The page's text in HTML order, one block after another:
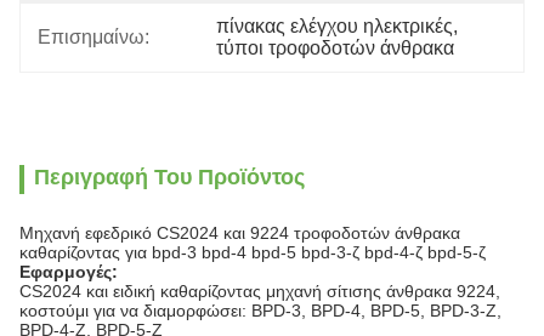
Επισημαίνω:
πίνακας ελέγχου ηλεκτρικές,
τύποι τροφοδοτών άνθρακα
Περιγραφή Του Προϊόντος
Μηχανή εφεδρικό CS2024 και 9224 τροφοδοτών άνθρακα
καθαρίζοντας για bpd-3 bpd-4 bpd-5 bpd-3-ζ bpd-4-ζ bpd-5-ζ
Εφαρμογές:
CS2024 και ειδική καθαρίζοντας μηχανή σίτισης άνθρακα 9224,
κοστούμι για να διαμορφώσει: BPD-3, BPD-4, BPD-5, BPD-3-Ζ,
BPD-4-Ζ, BPD-5-Ζ